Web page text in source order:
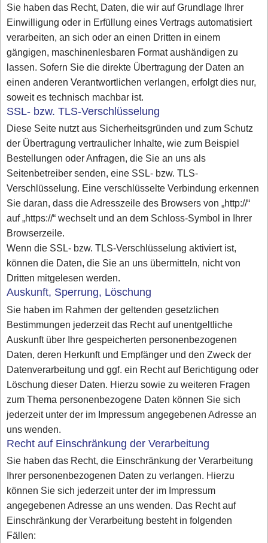
Sie haben das Recht, Daten, die wir auf Grundlage Ihrer
Einwilligung oder in Erfüllung eines Vertrags automatisiert
verarbeiten, an sich oder an einen Dritten in einem
gängigen, maschinenlesbaren Format aushändigen zu
lassen. Sofern Sie die direkte Übertragung der Daten an
einen anderen Verantwortlichen verlangen, erfolgt dies nur,
soweit es technisch machbar ist.
SSL- bzw. TLS-Verschlüsselung
Diese Seite nutzt aus Sicherheitsgründen und zum Schutz
der Übertragung vertraulicher Inhalte, wie zum Beispiel
Bestellungen oder Anfragen, die Sie an uns als
Seitenbetreiber senden, eine SSL- bzw. TLS-
Verschlüsselung. Eine verschlüsselte Verbindung erkennen
Sie daran, dass die Adresszeile des Browsers von „http://“
auf „https://“ wechselt und an dem Schloss-Symbol in Ihrer
Browserzeile.
Wenn die SSL- bzw. TLS-Verschlüsselung aktiviert ist,
können die Daten, die Sie an uns übermitteln, nicht von
Dritten mitgelesen werden.
Auskunft, Sperrung, Löschung
Sie haben im Rahmen der geltenden gesetzlichen
Bestimmungen jederzeit das Recht auf unentgeltliche
Auskunft über Ihre gespeicherten personenbezogenen
Daten, deren Herkunft und Empfänger und den Zweck der
Datenverarbeitung und ggf. ein Recht auf Berichtigung oder
Löschung dieser Daten. Hierzu sowie zu weiteren Fragen
zum Thema personenbezogene Daten können Sie sich
jederzeit unter der im Impressum angegebenen Adresse an
uns wenden.
Recht auf Einschränkung der Verarbeitung
Sie haben das Recht, die Einschränkung der Verarbeitung
Ihrer personenbezogenen Daten zu verlangen. Hierzu
können Sie sich jederzeit unter der im Impressum
angegebenen Adresse an uns wenden. Das Recht auf
Einschränkung der Verarbeitung besteht in folgenden
Fällen: